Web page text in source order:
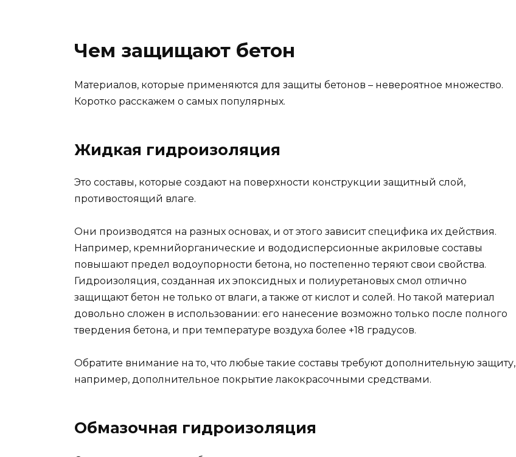
Чем защищают бетон
Материалов, которые применяются для защиты бетонов – невероятное множество.
Коротко расскажем о самых популярных.
Жидкая гидроизоляция
Это составы, которые создают на поверхности конструкции защитный слой,
противостоящий влаге.
Они производятся на разных основах, и от этого зависит специфика их действия.
Например, кремнийорганические и вододисперсионные акриловые составы
повышают предел водоупорности бетона, но постепенно теряют свои свойства.
Гидроизоляция, созданная их эпоксидных и полиуретановых смол отлично
защищают бетон не только от влаги, а также от кислот и солей. Но такой материал
довольно сложен в использовании: его нанесение возможно только после полного
твердения бетона, и при температуре воздуха более +18 градусов.
Обратите внимание на то, что любые такие составы требуют дополнительную защиту,
например, дополнительное покрытие лакокрасочными средствами.
Обмазочная гидроизоляция